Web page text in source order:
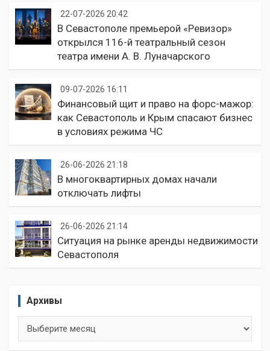
22-07-2026 20:42
В Севастополе премьерой «Ревизор»
открылся 116-й театральный сезон
театра имени А. В. Луначарского
09-07-2026 16:11
Финансовый щит и право на форс-мажор:
как Севастополь и Крым спасают бизнес
в условиях режима ЧС
26-06-2026 21:18
В многоквартирных домах начали
отключать лифты
26-06-2026 21:14
Ситуация на рынке аренды недвижимости
Севастополя
Архивы